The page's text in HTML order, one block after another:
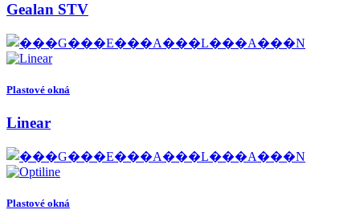
Gealan STV
Plastové okná
Linear
Plastové okná